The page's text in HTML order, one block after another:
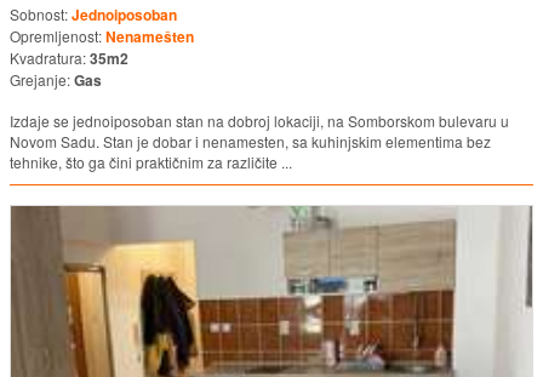
Sobnost:Jednoiposoban
Opremljenost:Nenamešten
Kvadratura:35m2
Grejanje:Gas
Izdaje se jednoiposoban stan na dobroj lokaciji, na Somborskom bulevaru u
Novom Sadu. Stan je dobar i nenamesten, sa kuhinjskim elementima bez
tehnike, što ga čini praktičnim za različite ...